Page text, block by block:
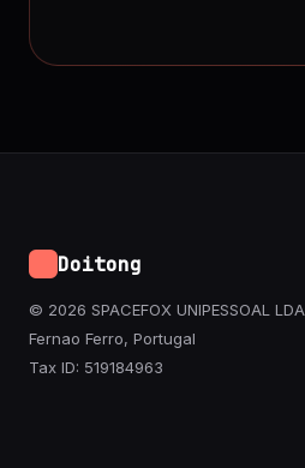
Doitong
© 2026 SPACEFOX UNIPESSOAL LDA
Fernao Ferro, Portugal
Tax ID: 519184963